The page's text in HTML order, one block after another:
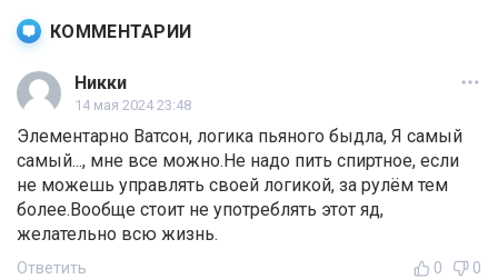
КОММЕНТАРИИ
Никки
14 мая 2024 23:48
Элементарно Ватсон, логика пьяного быдла, Я самый
самый..., мне все можно.Не надо пить спиртное, если
не можешь управлять своей логикой, за рулём тем
более.Вообще стоит не употреблять этот яд,
желательно всю жизнь.
Ответить 0 0